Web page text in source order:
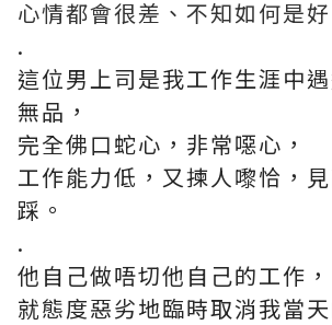
心情都會很差、不知如何是好
.
這位男上司是我工作生涯中
無品，
完全佛口蛇心，非常噁心，
工作能力低，又揀人嚟恰，
踩。
.
他自己做唔切他自己的工作，
就態度惡劣地臨時取消我當